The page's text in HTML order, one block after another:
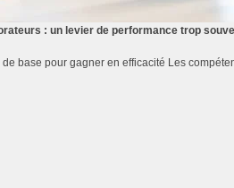
: un levier de performance trop
base pour gagner en efficacité Les